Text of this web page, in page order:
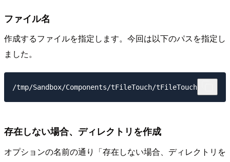
ファイル名
作成するファイルを指定します。今回は以下のパスを指定し
ました。
存在しない場合、ディレクトリを作成
オプションの名前の通り「存在しない場合、ディレクトリを